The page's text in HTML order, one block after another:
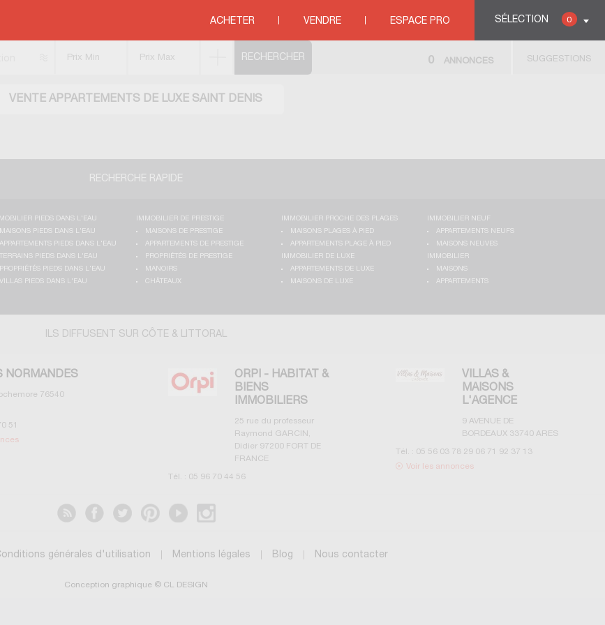
SÉLECTION 0
ACHETER VENDRE ESPACE PRO
VENTE APPARTEMENTS DE LUXE SAINT DENIS
SUGGESTIONS
0 ANNONCES
RECHERCHE RAPIDE
PIEDS DANS L'EAU
MAISONS PIEDS DANS L'EAU
APPARTEMENTS PIEDS DANS L'EAU
TERRAINS PIEDS DANS L'EAU
PROPRIÉTÉS PIEDS DANS L'EAU
VILLAS PIEDS DANS L'EAU
IMMOBILIER DE PRESTIGE
MAISONS DE PRESTIGE
APPARTEMENTS DE PRESTIGE
PROPRIÉTÉS DE PRESTIGE
MANOIRS
CHÂTEAUX
IMMOBILIER PROCHE DES PLAGES
MAISONS PLAGES À PIED
APPARTEMENTS PLAGE À PIED
IMMOBILIER NEUF
APPARTEMENTS NEUFS
MAISONS NEUVES
IMMOBILIER DE LUXE
APPARTEMENTS DE LUXE
MAISONS DE LUXE
IMMOBILIER
MAISONS
APPARTEMENTS
ILS DIFFUSENT SUR CÔTE & LITTORAL
NORMANDES
76540
51
ORPI - HABITAT &
BIENS
IMMOBILIERS
25 rue du professeur
Raymond GARCIN,
Didier 97200 FORT DE
FRANCE
Tél. : 05 96 70 44 56
VILLAS &
MAISONS
L'AGENCE
9 AVENUE DE
BORDEAUX 33740 ARES
Tél. : 05 56 03 78 29 06 71 92 37 13
Voir les annonces
générales d'utilisation Mentions légales Blog Nous contacter
Conception graphique © CL DESIGN